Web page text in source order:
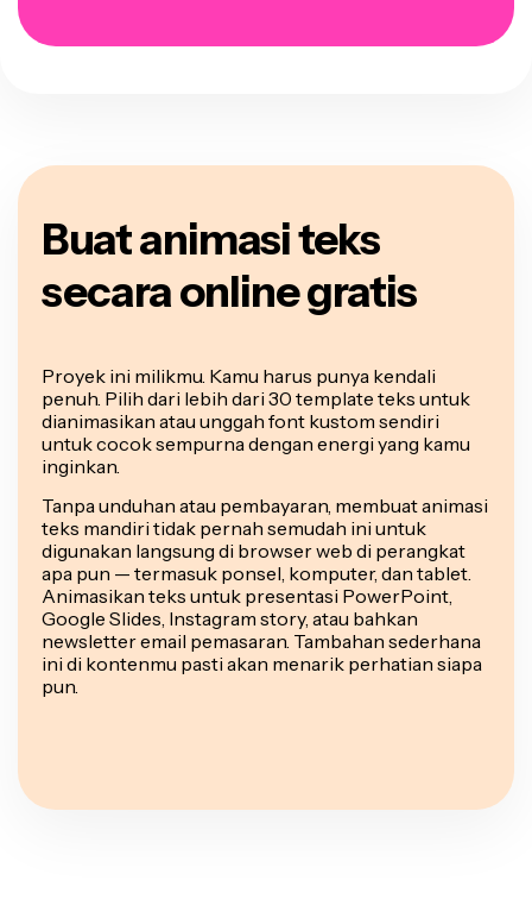
Buat animasi teks
secara online gratis
Proyek ini milikmu. Kamu harus punya kendali
penuh. Pilih dari lebih dari 30 template teks untuk
dianimasikan atau unggah font kustom sendiri
untuk cocok sempurna dengan energi yang kamu
inginkan.
Tanpa unduhan atau pembayaran, membuat animasi
teks mandiri tidak pernah semudah ini untuk
digunakan langsung di browser web di perangkat
apa pun — termasuk ponsel, komputer, dan tablet.
Animasikan teks untuk presentasi PowerPoint,
Google Slides, Instagram story, atau bahkan
newsletter email pemasaran. Tambahan sederhana
ini di kontenmu pasti akan menarik perhatian siapa
pun.